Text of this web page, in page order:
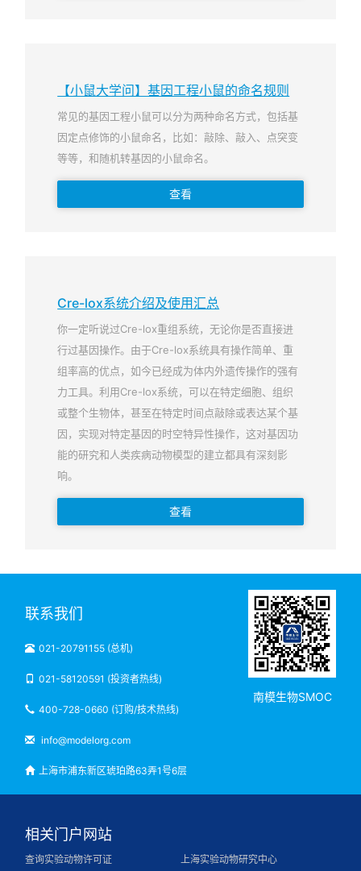
【小鼠大学问】基因工程小鼠的命名规则
常见的基因工程小鼠可以分为两种命名方式，包括基
因定点修饰的小鼠命名，比如：敲除、敲入、点突变
等等，和随机转基因的小鼠命名。
查看
Cre-lox系统介绍及使用汇总
你一定听说过Cre-lox重组系统，无论你是否直接进
行过基因操作。由于Cre-lox系统具有操作简单、重
组率高的优点，如今已经成为体内外遗传操作的强有
力工具。利用Cre-lox系统，可以在特定细胞、组织
或整个生物体，甚至在特定时间点敲除或表达某个基
因，实现对特定基因的时空特异性操作，这对基因功
能的研究和人类疾病动物模型的建立都具有深刻影
响。
查看
联系我们
021-20791155 (总机)
021-58120591 (投资者热线)
400-728-0660 (订购/技术热线)
info@modelorg.com
上海市浦东新区琥珀路63弄1号6层
南模生物SMOC
相关门户网站
查询实验动物许可证
上海实验动物研究中心